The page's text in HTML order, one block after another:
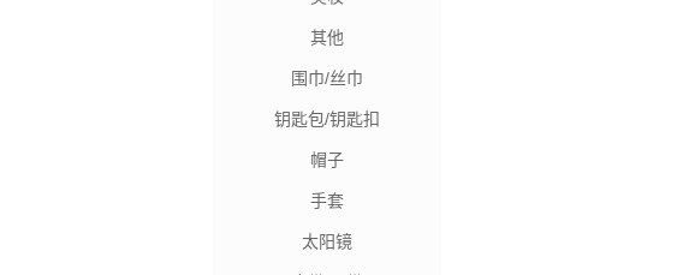
其他
围巾/丝巾
钥匙包/钥匙扣
帽子
手套
太阳镜